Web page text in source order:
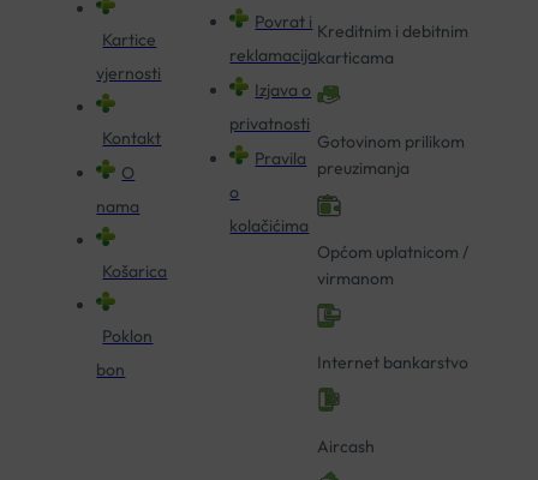
Kartice
vjernosti
Kontakt
O
nama
Košarica
Poklon
bon
Povrat i
reklamacija
Izjava o
privatnosti
Pravila
o
kolačićima
Kreditnim i debitnim
karticama
Gotovinom prilikom
preuzimanja
Općom uplatnicom /
virmanom
Internet bankarstvo
Aircash